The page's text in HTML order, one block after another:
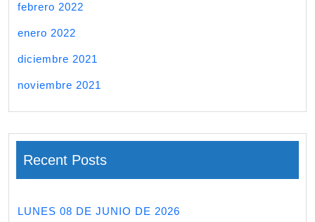
febrero 2022
enero 2022
diciembre 2021
noviembre 2021
Recent Posts
LUNES 08 DE JUNIO DE 2026